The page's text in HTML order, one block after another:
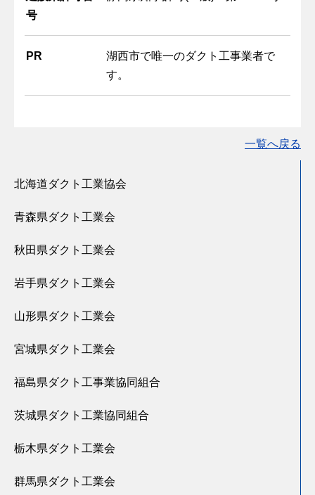
北海道ダクト工業協会
青森県ダクト工業会
秋田県ダクト工業会
岩手県ダクト工業会
山形県ダクト工業会
宮城県ダクト工業会
福島県ダクト工事業協同組合
茨城県ダクト工業協同組合
栃木県ダクト工業会
群馬県ダクト工業会
号
PR
湖西市で唯一のダクト工事業者で
す。
一覧へ戻る